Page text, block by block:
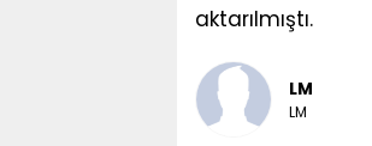
aktarılmıştı.
LM
LM